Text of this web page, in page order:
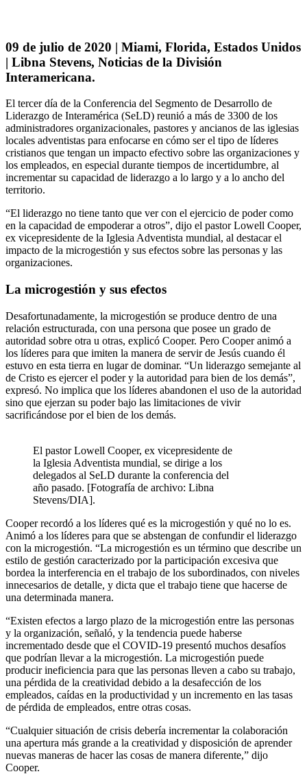
09 de julio de 2020 | Miami, Florida, Estados Unidos
| Libna Stevens, Noticias de la División
Interamericana.
El tercer día de la Conferencia del Segmento de Desarrollo de
Liderazgo de Interamérica (SeLD) reunió a más de 3300 de los
administradores organizacionales, pastores y ancianos de las iglesias
locales adventistas para enfocarse en cómo ser el tipo de líderes
cristianos que tengan un impacto efectivo sobre las organizaciones y
los empleados, en especial durante tiempos de incertidumbre, al
incrementar su capacidad de liderazgo a lo largo y a lo ancho del
territorio.
“El liderazgo no tiene tanto que ver con el ejercicio de poder como
en la capacidad de empoderar a otros”, dijo el pastor Lowell Cooper,
ex vicepresidente de la Iglesia Adventista mundial, al destacar el
impacto de la microgestión y sus efectos sobre las personas y las
organizaciones.
La microgestión y sus efectos
Desafortunadamente, la microgestión se produce dentro de una
relación estructurada, con una persona que posee un grado de
autoridad sobre otra u otras, explicó Cooper. Pero Cooper animó a
los líderes para que imiten la manera de servir de Jesús cuando él
estuvo en esta tierra en lugar de dominar. “Un liderazgo semejante al
de Cristo es ejercer el poder y la autoridad para bien de los demás”,
expresó. No implica que los líderes abandonen el uso de la autoridad
sino que ejerzan su poder bajo las limitaciones de vivir
sacrificándose por el bien de los demás.
El pastor Lowell Cooper, ex vicepresidente de
la Iglesia Adventista mundial, se dirige a los
delegados al SeLD durante la conferencia del
año pasado. [Fotografía de archivo: Libna
Stevens/DIA].
Cooper recordó a los líderes qué es la microgestión y qué no lo es.
Animó a los líderes para que se abstengan de confundir el liderazgo
con la microgestión. “La microgestión es un término que describe un
estilo de gestión caracterizado por la participación excesiva que
bordea la interferencia en el trabajo de los subordinados, con niveles
innecesarios de detalle, y dicta que el trabajo tiene que hacerse de
una determinada manera.
“Existen efectos a largo plazo de la microgestión entre las personas
y la organización, señaló, y la tendencia puede haberse
incrementado desde que el COVID-19 presentó muchos desafíos
que podrían llevar a la microgestión. La microgestión puede
producir ineficiencia para que las personas lleven a cabo su trabajo,
una pérdida de la creatividad debido a la desafección de los
empleados, caídas en la productividad y un incremento en las tasas
de pérdida de empleados, entre otras cosas.
“Cualquier situación de crisis debería incrementar la colaboración
una apertura más grande a la creatividad y disposición de aprender
nuevas maneras de hacer las cosas de manera diferente,” dijo
Cooper.